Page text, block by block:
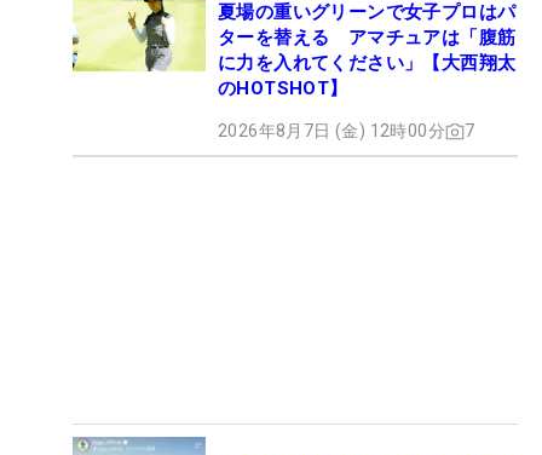
夏場の重いグリーンで女子プロはパ
ターを替える アマチュアは「腹筋
に力を入れてください」【大西翔太
のHOTSHOT】
2026年8月7日 (金) 12時00分 7